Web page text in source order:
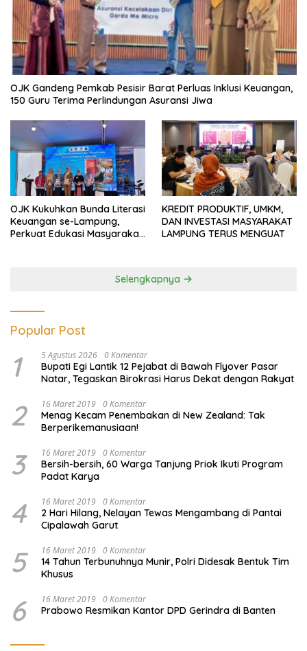
OJK Gandeng Pemkab Pesisir Barat Perluas Inklusi Keuangan,
150 Guru Terima Perlindungan Asuransi Jiwa
OJK Kukuhkan Bunda Literasi
Keuangan se-Lampung,
Perkuat Edukasi Masyarakat
KREDIT PRODUKTIF, UMKM,
DAN INVESTASI MASYARAKAT
LAMPUNG TERUS MENGUAT
Selengkapnya
Popular Post
1 5 Agustus 2026 0 Komentar
Bupati Egi Lantik 12 Pejabat di Bawah Flyover Pasar
Natar, Tegaskan Birokrasi Harus Dekat dengan Rakyat
2 16 Maret 2019 0 Komentar
Menag Kecam Penembakan di New Zealand: Tak
Berperikemanusiaan!
3 16 Maret 2019 0 Komentar
Bersih-bersih, 60 Warga Tanjung Priok Ikuti Program
Padat Karya
4 16 Maret 2019 0 Komentar
2 Hari Hilang, Nelayan Tewas Mengambang di Pantai
Cipalawah Garut
5 16 Maret 2019 0 Komentar
14 Tahun Terbunuhnya Munir, Polri Didesak Bentuk Tim
Khusus
6 16 Maret 2019 0 Komentar
Prabowo Resmikan Kantor DPD Gerindra di Banten